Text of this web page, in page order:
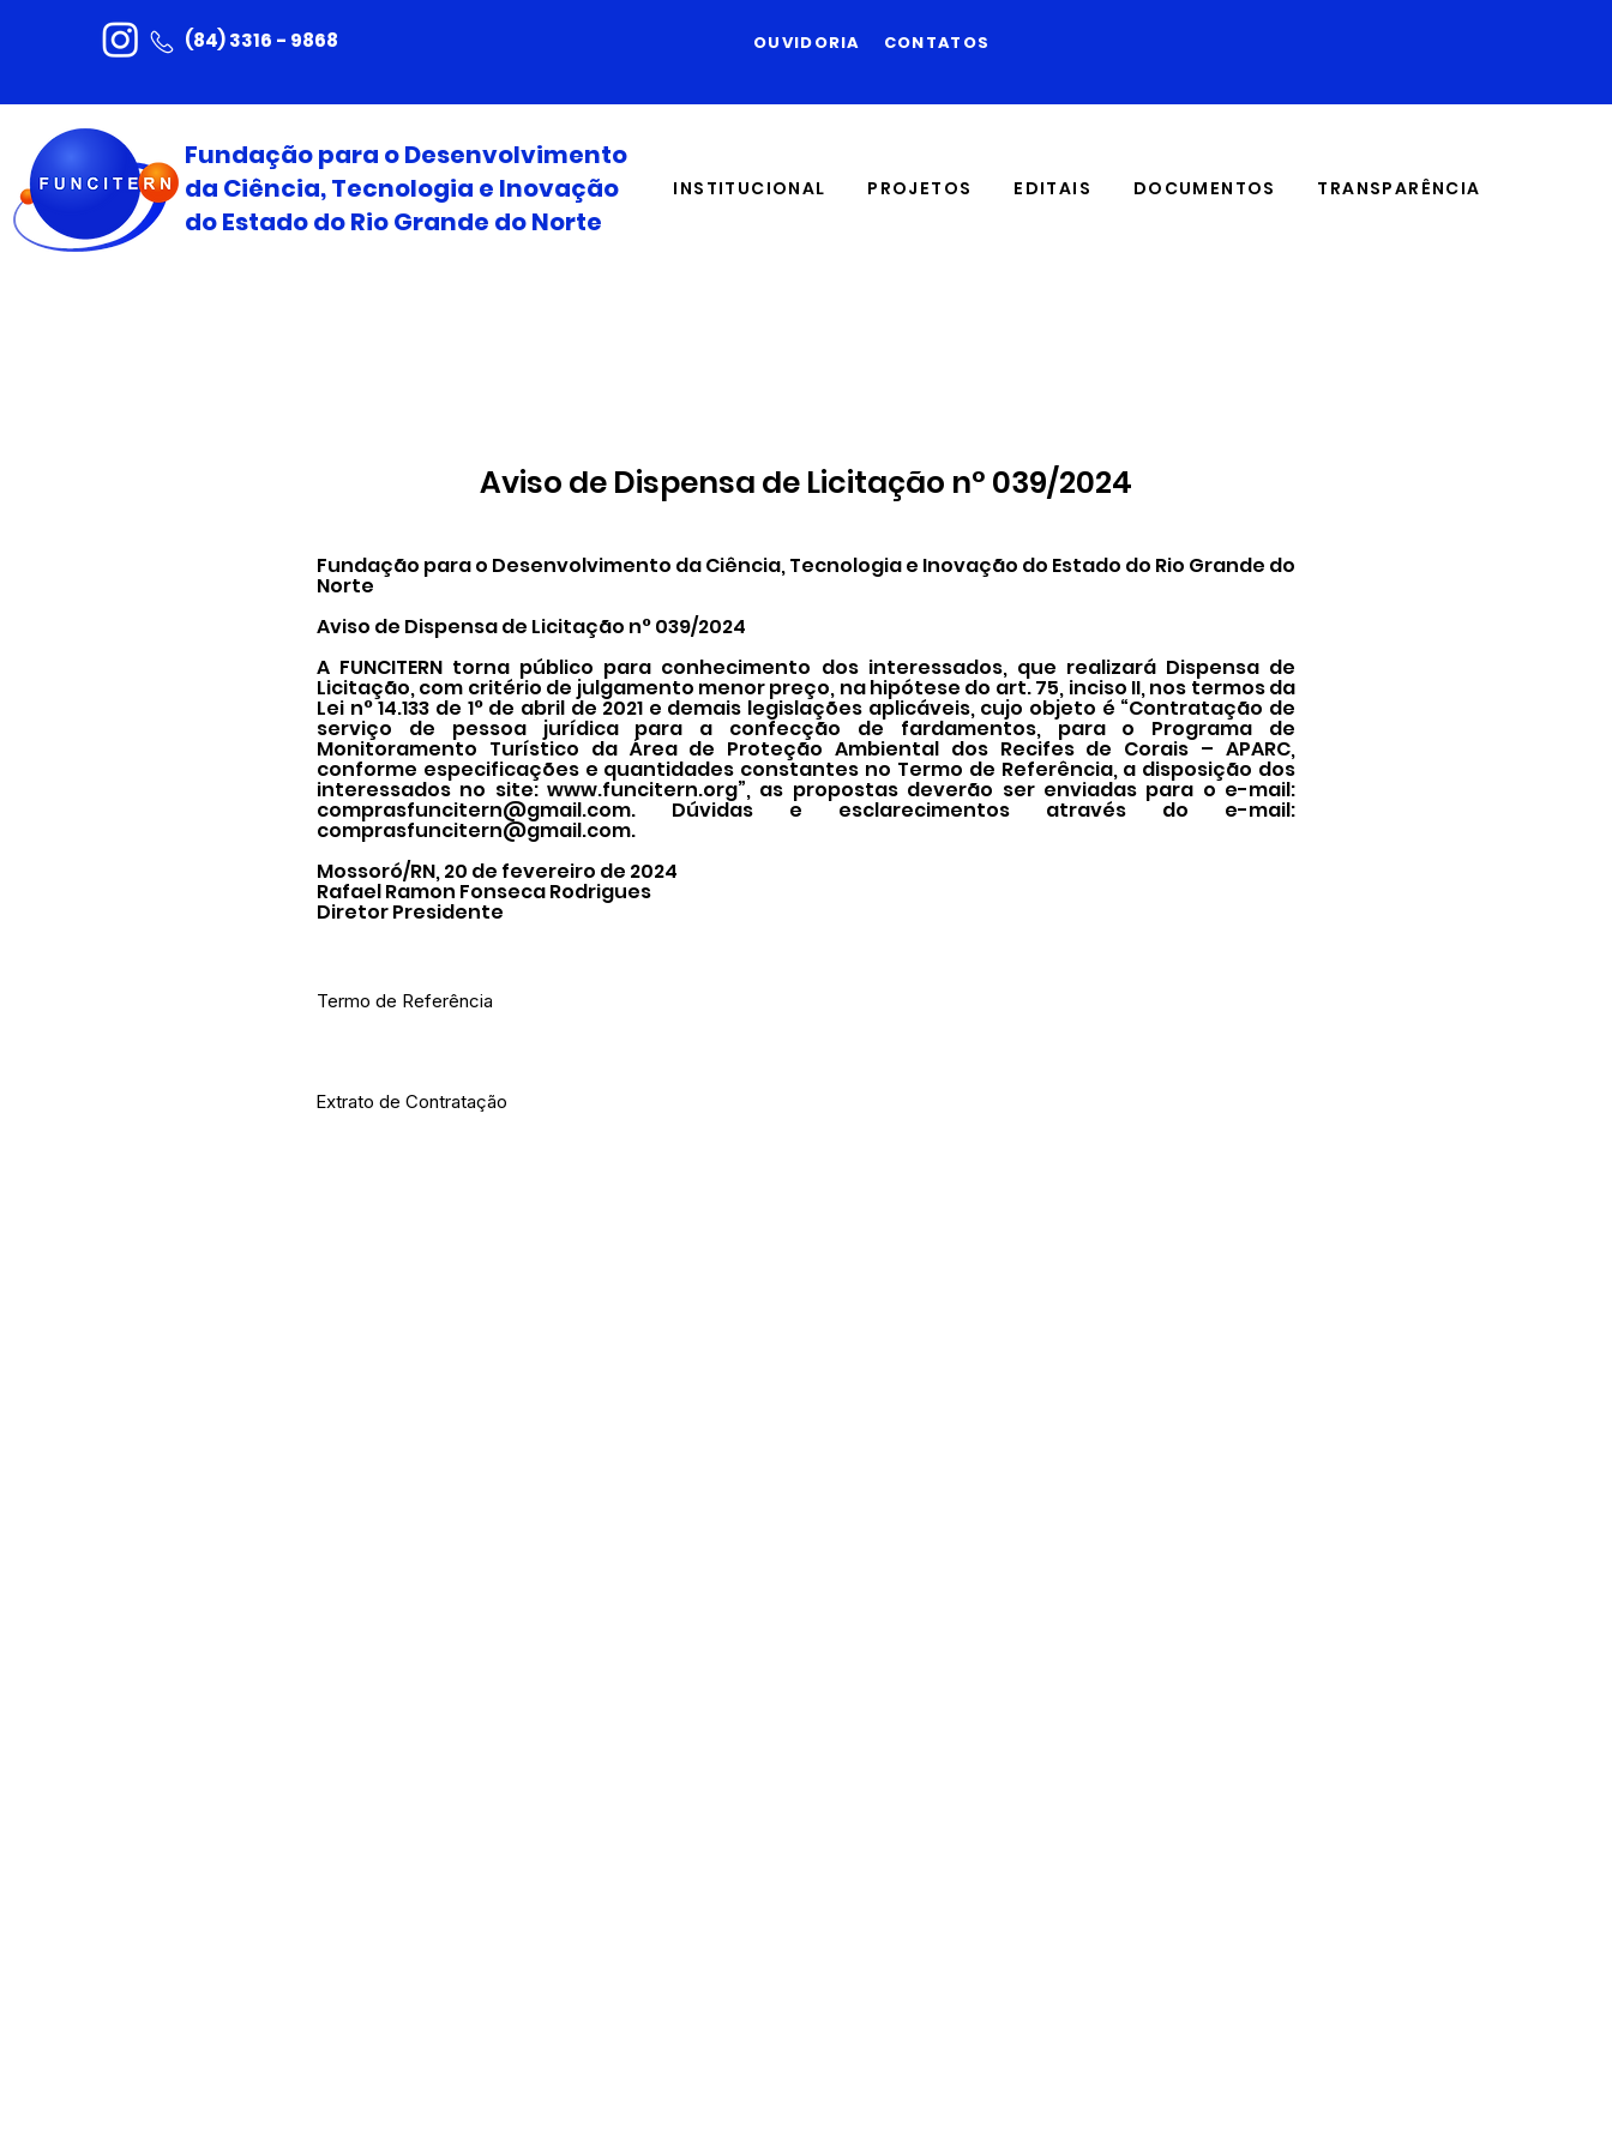
(84) 3316 - 9868 OUVIDORIA CONTATOS
Fundação para o Desenvolvimento
da Ciência, Tecnologia e Inovação
do Estado do Rio Grande do Norte
INSTITUCIONAL PROJETOS EDITAIS DOCUMENTOS TRANSPARÊNCIA
Aviso de Dispensa de Licitação n° 039/2024
Fundação para o Desenvolvimento da Ciência, Tecnologia e Inovação do Estado do Rio Grande do
Norte
Aviso de Dispensa de Licitação n° 039/2024
A FUNCITERN torna público para conhecimento dos interessados, que realizará Dispensa de
Licitação, com critério de julgamento menor preço, na hipótese do art. 75, inciso II, nos termos da
Lei n° 14.133 de 1° de abril de 2021 e demais legislações aplicáveis, cujo objeto é “Contratação de
serviço de pessoa jurídica para a confecção de fardamentos, para o Programa de
Monitoramento Turístico da Área de Proteção Ambiental dos Recifes de Corais – APARC,
conforme especificações e quantidades constantes no Termo de Referência, a disposição dos
interessados no site:www.funcitern.org”, as propostas deverão ser enviadas para o e-mail:
comprasfuncitern@gmail.com. Dúvidas e esclarecimentos através do e-mail:
comprasfuncitern@gmail.com.
Mossoró/RN, 20 de fevereiro de 2024
Rafael Ramon Fonseca Rodrigues
Diretor Presidente
Termo de Referência
Extrato de Contratação